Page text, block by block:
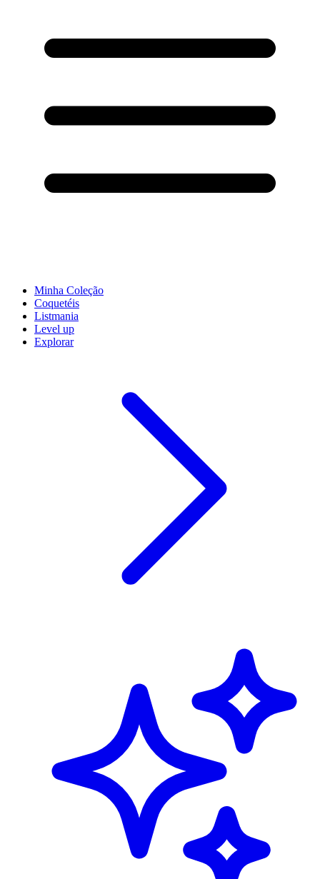
Minha Coleção
Coquetéis
Listmania
Level up
Explorar